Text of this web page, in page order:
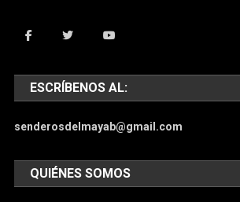
ESCRÍBENOS AL:
senderosdelmayab@gmail.com
QUIÉNES SOMOS